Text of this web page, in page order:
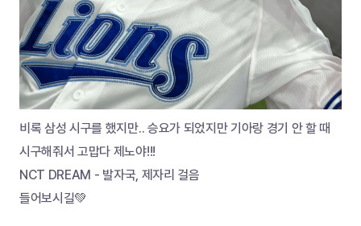
비록 삼성 시구를 했지만.. 승요가 되었지만 기아랑 경기 안 할 때
시구해줘서 고맙다 제노야!!!
NCT DREAM - 발자국, 제자리 걸음
들어보시길💚